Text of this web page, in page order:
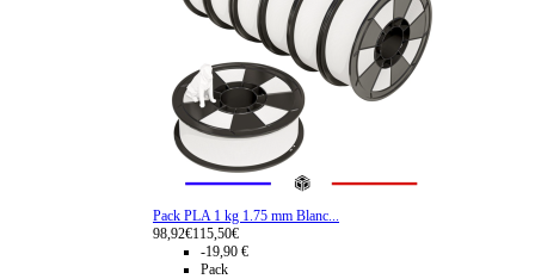
Pack PLA 1 kg 1.75 mm Blanc...
98,92€115,50€
-19,90 €
Pack